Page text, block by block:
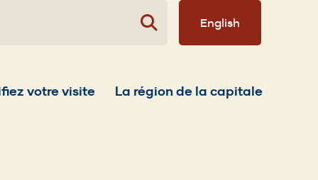
English
votre visite La région de la capitale